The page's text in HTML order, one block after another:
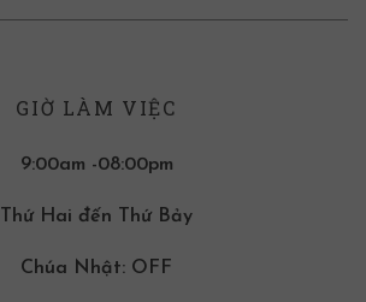
GIỜ LÀM VIỆC
9:00am -08:00pm
Thứ Hai đến Thứ Bảy
Chúa Nhật: OFF